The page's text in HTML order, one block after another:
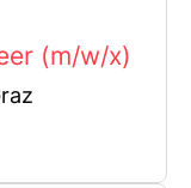
(m/w/x)